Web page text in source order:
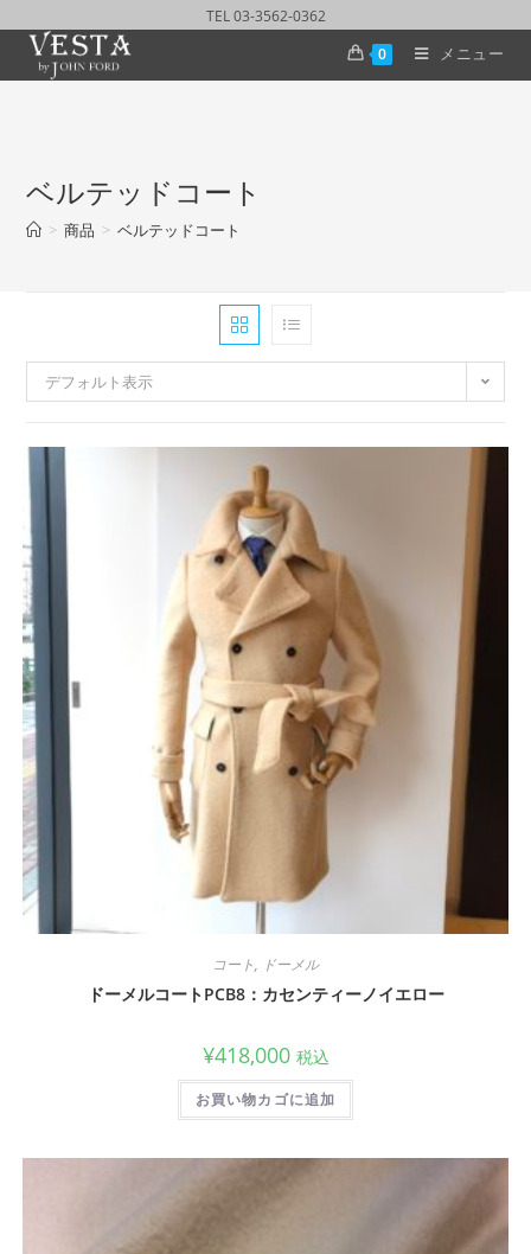
TEL 03-3562-0362
0
メニュー
ベルテッドコート
> 商品 > ベルテッドコート
デフォルト表示
コート, ドーメル
ドーメルコートPCB8：カセンティーノイエロー
¥418,000 税込
お買い物カゴに追加